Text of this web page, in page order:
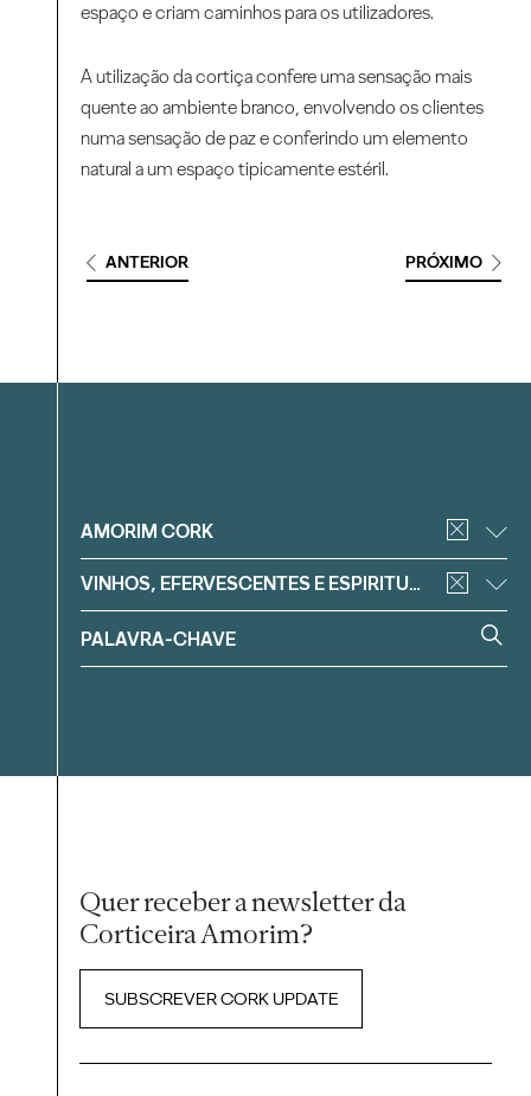
espaço e criam caminhos para os utilizadores.
A utilização da cortiça confere uma sensação mais
quente ao ambiente branco, envolvendo os clientes
numa sensação de paz e conferindo um elemento
natural a um espaço tipicamente estéril.
ANTERIOR PRÓXIMO
Filtrar
AMORIM CORK
VINHOS, EFERVESCENTES E ESPIRITUOSOS
Quer receber a newsletter da
Corticeira Amorim?
SUBSCREVER CORK UPDATE